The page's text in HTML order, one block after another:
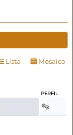
Lista Mosaico
PERFIL